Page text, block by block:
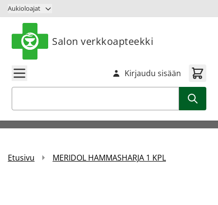
Siirry sisältöön
Aukioloajat
Salon verkkoapteekki
Kirjaudu sisään
Etusivu MERIDOL HAMMASHARJA 1 KPL